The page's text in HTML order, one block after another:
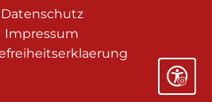
Datenschutz
Impressum
Seite